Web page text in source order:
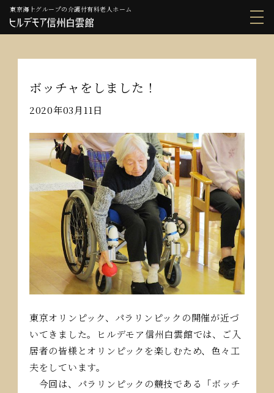
東京海上グループの介護付有料老人ホーム
ボッチャをしました！
2020年03月11日
東京オリンピック、パラリンピックの開催が近づ
いてきました。ヒルデモア信州白雲館では、ご入
居者の皆様とオリンピックを楽しむため、色々工
夫をしています。
今回は、パラリンピックの競技である「ボッチ